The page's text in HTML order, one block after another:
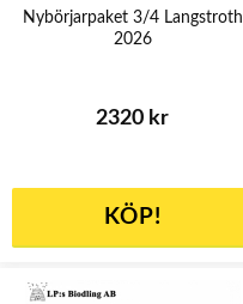
Nybörjarpaket 3/4 Langstroth
2026
2320 kr
KÖP!